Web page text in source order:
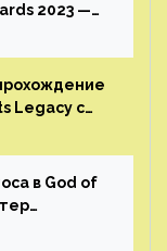
2023 —
Legacy с
первые
труда
в God of